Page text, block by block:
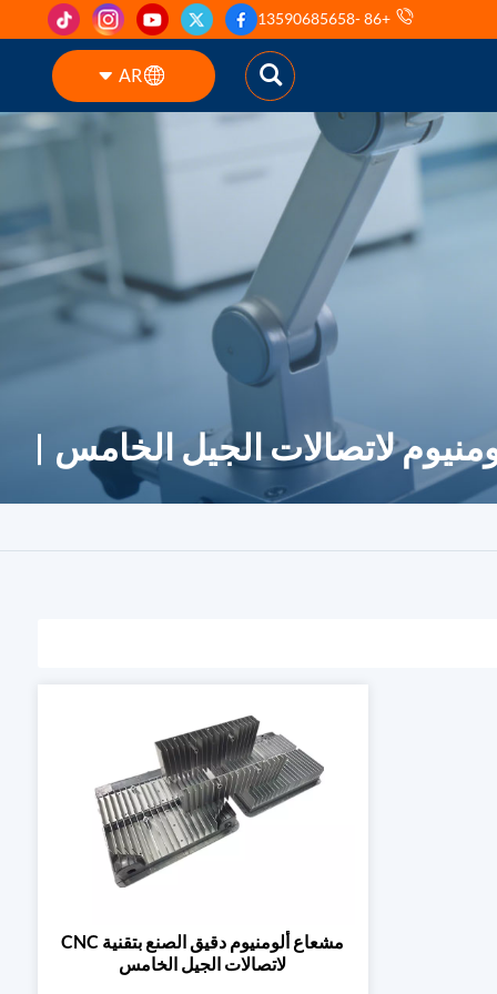
+86 -13590685658
AR
AR
DE
لاتصالات الجيل الخامس
مشعاع ألومنيوم دقيق الصنع بتقنية CNC
لاتصالات الجيل الخامس